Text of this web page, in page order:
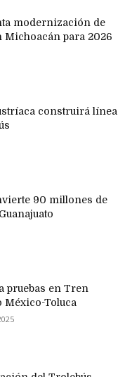
modernización de
Michoacán para 2026
construirá línea
90 millones de
pruebas en Tren
México-Toluca